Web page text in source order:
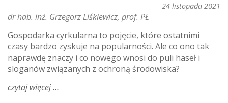
24 listopada 2021
dr hab. inż. Grzegorz Liśkiewicz, prof. PŁ
Gospodarka cyrkularna to pojęcie, które ostatnimi
czasy bardzo zyskuje na popularności. Ale co ono tak
naprawdę znaczy i co nowego wnosi do puli haseł i
sloganów związanych z ochroną środowiska?
czytaj więcejo